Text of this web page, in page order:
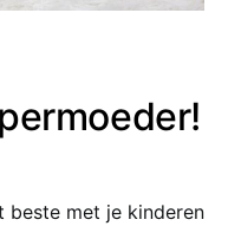
beste met je kinderen